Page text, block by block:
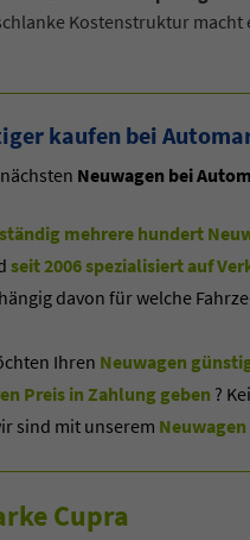
Kostenstruktur
kaufen bei
Neuwagen bei
ständig mehrere hundert
seit 2006 spezialisiert auf
davon für welche
Ihren Neuwagen
Preis in Zahlung geben ?
sind mit unserem
Cupra